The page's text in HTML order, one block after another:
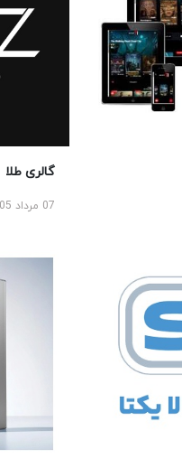
گالری طلا
07 مرداد 1405